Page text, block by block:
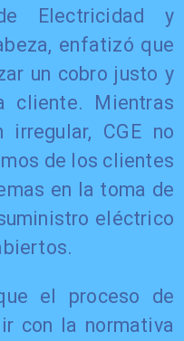
Electricidad y
enfatizó que
un cobro justo y
cliente. Mientras
CGE no
de los clientes
en la toma de
eléctrico
el proceso de
con la normativa